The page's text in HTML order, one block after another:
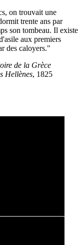
on trouvait une
trente ans par
son tombeau. Il existe
aux premiers
des caloyers."
de la Grèce
Hellènes, 1825